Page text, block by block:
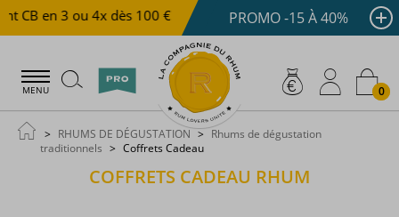
en 3 ou 4x dès 100 € Livraison offerte dès 150 €
PROMO -15 À 40%
MENU 0
RHUMS DE DÉGUSTATION
Rhums de dégustation
traditionnels
Coffrets Cadeau
COFFRETS CADEAU RHUM